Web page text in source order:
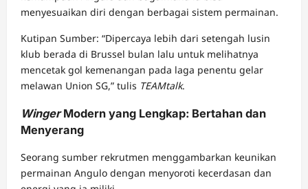
menyesuaikan diri dengan berbagai sistem permainan.
Kutipan Sumber: “Dipercaya lebih dari setengah lusin
klub berada di Brussel bulan lalu untuk melihatnya
mencetak gol kemenangan pada laga penentu gelar
melawan Union SG,” tulis TEAMtalk.
WingerModern yang Lengkap: Bertahan dan
Menyerang
Seorang sumber rekrutmen menggambarkan keunikan
permainan Angulo dengan menyoroti kecerdasan dan